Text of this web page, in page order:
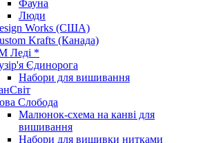
Фауна
Люди
Works (США)
Krafts (Канада)
Леді *
Єдинорога
Набори для вишивання
Слобода
Малюнок-схема на канві для
вишивання
Набори для вишивки нитками